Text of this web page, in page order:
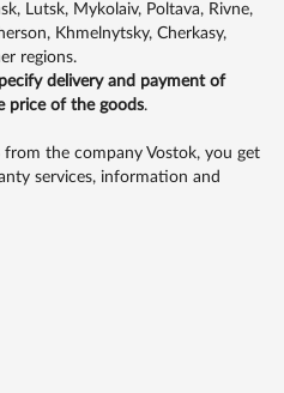
Lutsk, Mykolaiv, Poltava, Rivne,
Khmelnytsky, Cherkasy,
regions.
delivery and payment of
price of the goods.
the company Vostok, you get
services, information and